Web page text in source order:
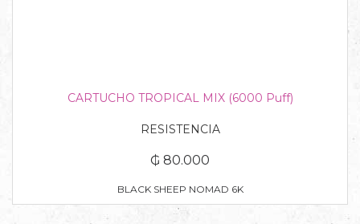
CARTUCHO TROPICAL MIX (6000 Puff)
RESISTENCIA
₲ 80.000
BLACK SHEEP NOMAD 6K